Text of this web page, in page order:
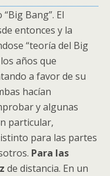
Bang”. El
entonces y la
“teoría del Big
años que
a favor de su
hacían
y algunas
particular,
para las partes
Para las
de distancia. En un